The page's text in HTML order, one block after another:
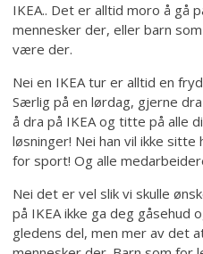
IKEA.. Det er alltid moro å gå
mennesker der, eller barn
være der.
Nei en IKEA tur er alltid en
Særlig på en lørdag, gjerne
å dra på IKEA og titte på alle
løsninger! Nei han vil ikke
for sport! Og alle
Nei det er vel slik vi skulle
på IKEA ikke ga deg gåsehud
gledens del, men mer av det